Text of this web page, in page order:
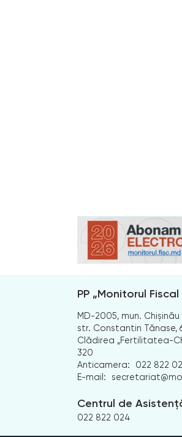
PP „Monitorul Fiscal
MD-2005, mun. Chișinău
str. Constantin Tănase,
Clădirea „Fertilitatea-
320
Anticamera:
022 822
E-mail:
Centrul de
022 822 024